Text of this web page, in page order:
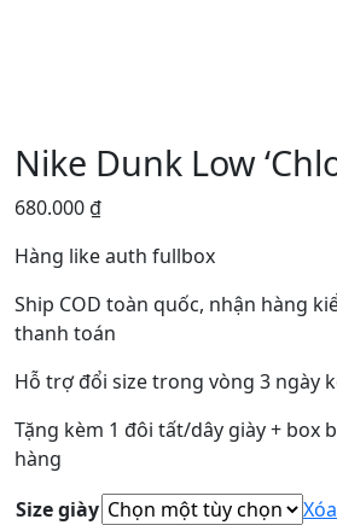
Nike Dunk Low
680.000₫
Hàng like auth fullbox
Ship COD toàn quốc, nhận hàng
thanh toán
Hỗ trợ đổi size trong vòng 3 ngày
Tặng kèm 1 đôi tất/dây giày + box
hàng
Size giày
Xóa